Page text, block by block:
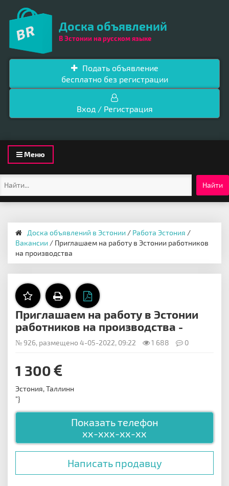
Доска объявлений
В Эстонии на русском языке
Подать объявление
бесплатно без регистрации
Вход / Регистрация
Toggle
navigation
Меню
Найти
Доска объявлений в Эстонии / Работа Эстония /
Вакансии / Приглашаем на работу в Эстонии работников
на производства
Приглашаем на работу в Эстонии
работников на производства -
№ 926, размещено 4-05-2022, 09:22 1 688 0
1 300
Эстония, Таллинн
"}
Показать телефон
xx-xxx-xx-xx
Написать продавцу